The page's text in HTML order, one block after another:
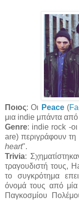
Ποιος: Οι Peace (
μια indie μπάντα
Genre: indie rock -
are) περιγράφουν τη
heart".
Trivia:
τραγουδιστή τους,
το συγκρότημα
όνομά τους από
Παγκοσμίου